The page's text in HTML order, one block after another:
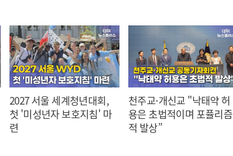
2027 서울 세계청년대회,
첫 '미성년자 보호지침' 마
련
천주교·개신교 "낙태약 허
용은 초법적이며 포퓰리즘
적 발상”